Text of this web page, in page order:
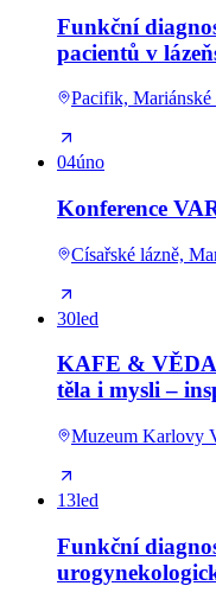
Funkční
pacientů v
Pacifik, Mariánské
04úno
Konference
Císařské lázně,
30led
KAFE &
těla i mysli –
Muzeum Karlovy
13led
Funkční